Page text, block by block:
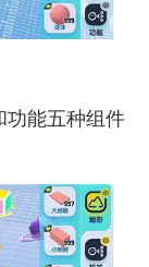
功能五种组件